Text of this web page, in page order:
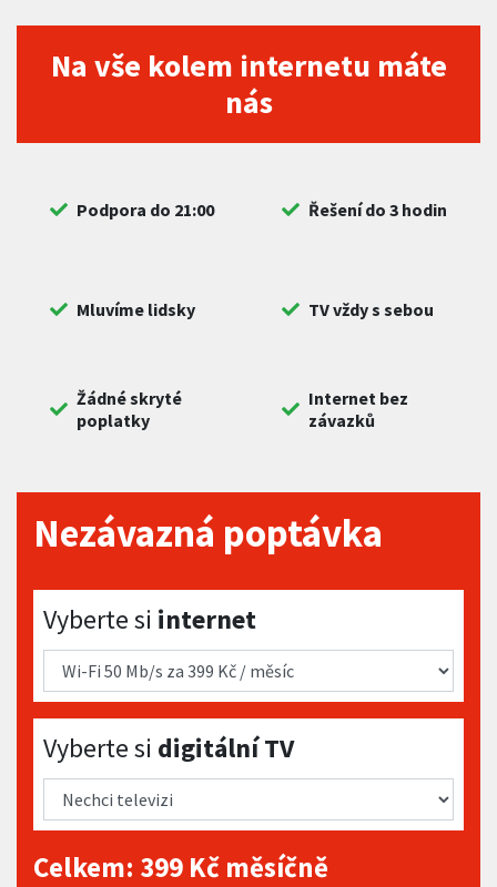
Na vše kolem internetu máte
nás
Podpora do 21:00 Řešení do 3 hodin
Mluvíme lidsky TV vždy s sebou
Žádné skryté
poplatky
Internet bez
závazků
Nezávazná poptávka
Vyberte si internet
Vyberte si internet
Vyberte si digitální TV
Vyberte si digitální TV
Celkem: 399 Kč měsíčně